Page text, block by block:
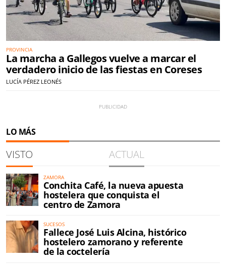
PROVINCIA
La marcha a Gallegos vuelve a marcar el
verdadero inicio de las fiestas en Coreses
LUCÍA PÉREZ LEONÉS
LO MÁS
VISTO ACTUAL
ZAMORA
Conchita Café, la nueva apuesta
hostelera que conquista el
centro de Zamora
SUCESOS
Fallece José Luis Alcina, histórico
hostelero zamorano y referente
de la coctelería